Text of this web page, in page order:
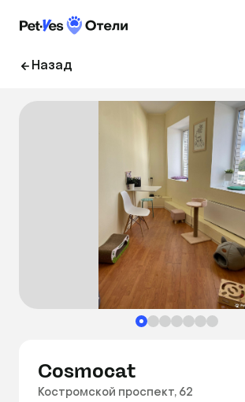
Назад
Cosmocat
Костромской проспект, 62